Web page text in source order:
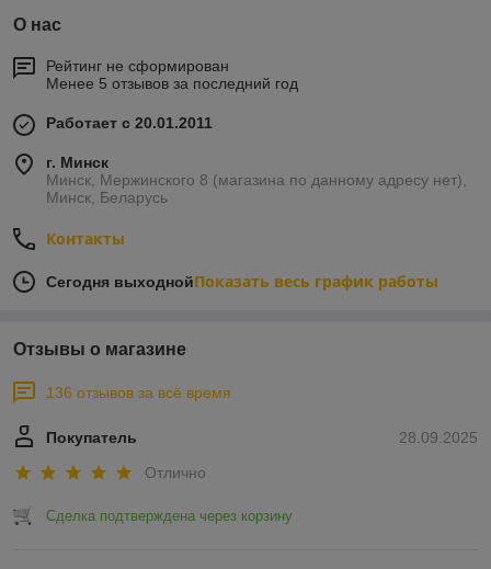
О нас
Рейтинг не сформирован
Менее 5 отзывов за последний год
Работает с 20.01.2011
г. Минск
Минск, Мержинского 8 (магазина по данному адресу нет),
Минск, Беларусь
Контакты
Сегодня выходнойПоказать весь график работы
Отзывы о магазине
136 отзывов за всё время
28.09.2025
Покупатель
Отлично
Сделка подтверждена через корзину